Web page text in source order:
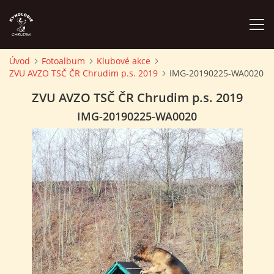
ÚVOD
ZÁVODY A PROPOZICE
PSÍ AKADEMIE
PŘÍSPĚVKY A POPLATKY
KONTAKTY KK
Úvod Fotoalbum
Klubové akce
ZVU AVZO TSČ ČR Chrudim p.s. 2019
IMG-20190225-WA0020
ZVU AVZO TSČ ČR Chrudim p.s. 2019
IMG-20190225-WA0020